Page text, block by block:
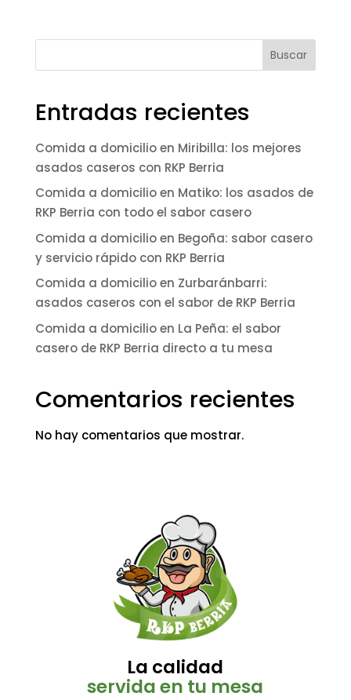
Buscar
Entradas recientes
Comida a domicilio en Miribilla: los mejores
asados caseros con RKP Berria
Comida a domicilio en Matiko: los asados de
RKP Berria con todo el sabor casero
Comida a domicilio en Begoña: sabor casero
y servicio rápido con RKP Berria
Comida a domicilio en Zurbaránbarri:
asados caseros con el sabor de RKP Berria
Comida a domicilio en La Peña: el sabor
casero de RKP Berria directo a tu mesa
Comentarios recientes
No hay comentarios que mostrar.
La calidad
servida en tu mesa